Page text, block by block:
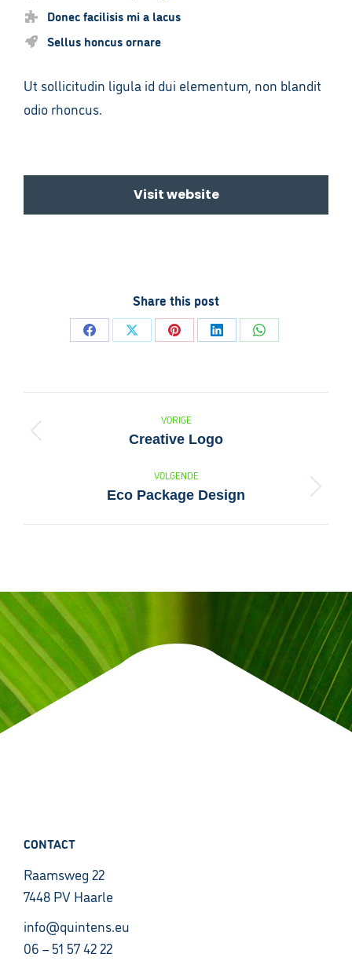
Donec facilisis mi a lacus
Sellus honcus ornare
Ut sollicitudin ligula id dui elementum, non blandit
odio rhoncus.
Visit website
Share this post
Deel
Deel
Deel
Deel
Deel
VORIGE
Previous
Creative Logo
VOLGENDE
Next
Eco Package Design
CONTACT
Raamsweg 22
7448 PV Haarle
info@quintens.eu
06 – 51 57 42 22